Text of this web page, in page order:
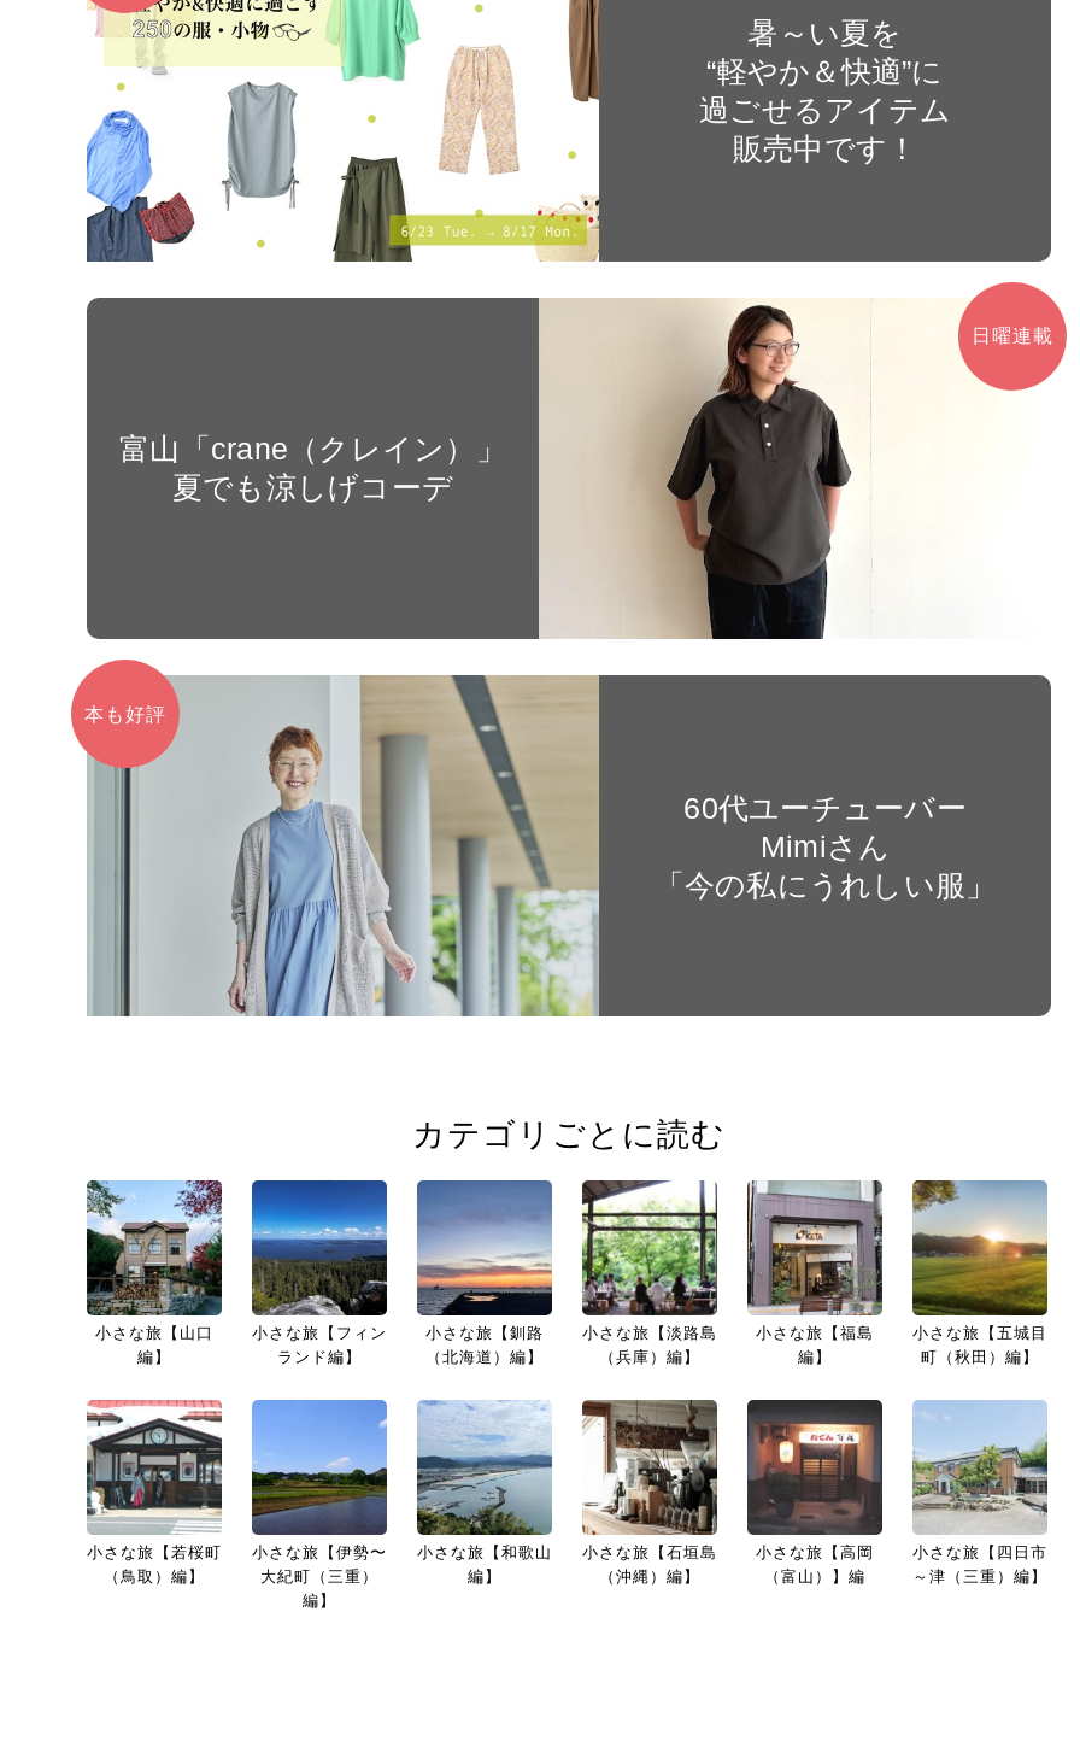
暑～い夏を
“軽やか＆快適”に
過ごせるアイテム
販売中です！
日曜連載
富山「crane（クレイン）」
夏でも涼しげコーデ
本も好評
60代ユーチューバー
Mimiさん
「今の私にうれしい服」
カテゴリごとに読む
小さな旅【山口
編】
小さな旅【フィン
ランド編】
小さな旅【釧路
（北海道）編】
小さな旅【淡路島
（兵庫）編】
小さな旅【福島
編】
小さな旅【五城目
町（秋田）編】
小さな旅【若桜町
（鳥取）編】
小さな旅【伊勢〜
大紀町（三重）
編】
小さな旅【和歌山
編】
小さな旅【石垣島
（沖縄）編】
小さな旅【高岡
（富山）】編
小さな旅【四日市
～津（三重）編】